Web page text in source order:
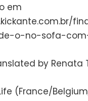
em
o-no-sofa-
by Renata
(France/